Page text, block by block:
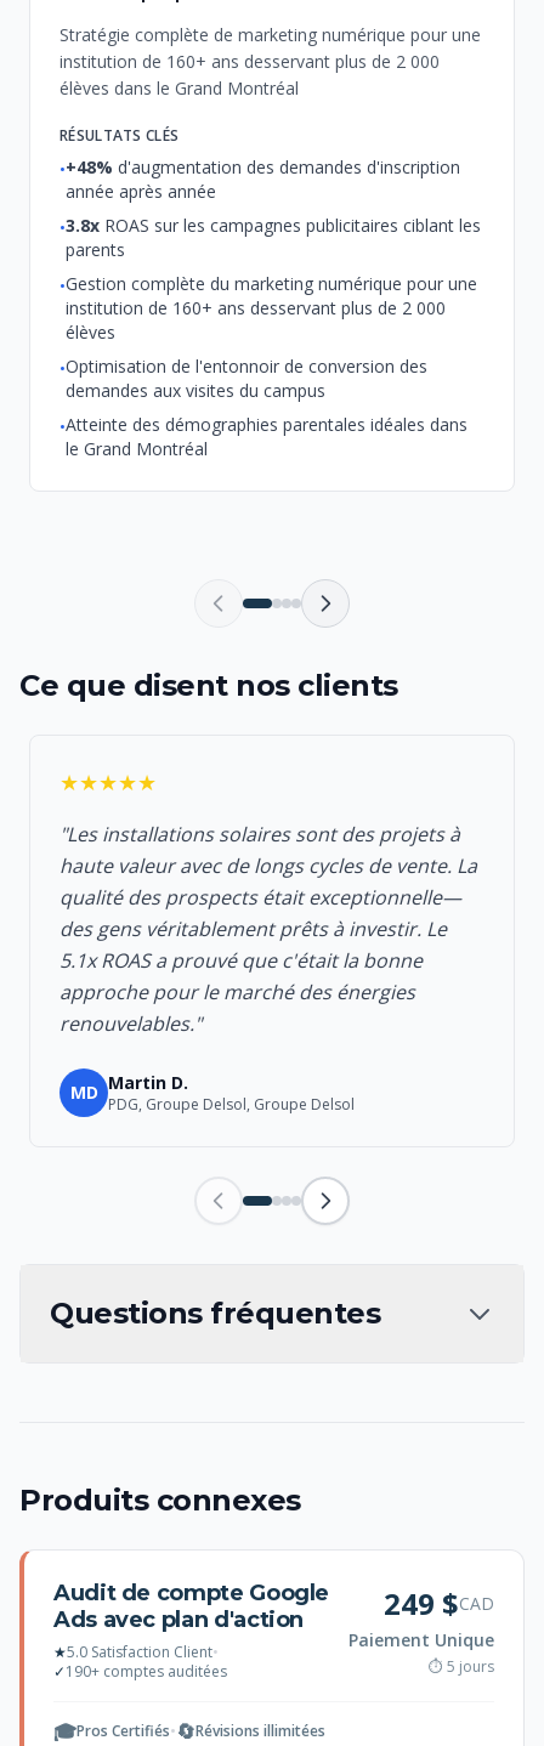
Stratégie complète de marketing numérique pour une
institution de 160+ ans desservant plus de 2 000
élèves dans le Grand Montréal
RÉSULTATS CLÉS
•+48% d'augmentation des demandes d'inscription
année après année
•3.8x ROAS sur les campagnes publicitaires ciblant les
parents
•Gestion complète du marketing numérique pour une
institution de 160+ ans desservant plus de 2 000
élèves
•Optimisation de l'entonnoir de conversion des
demandes aux visites du campus
•Atteinte des démographies parentales idéales dans
le Grand Montréal
Ce que disent nos clients
★★★★★
"Les installations solaires sont des projets à
haute valeur avec de longs cycles de vente. La
qualité des prospects était exceptionnelle—
des gens véritablement prêts à investir. Le
5.1x ROAS a prouvé que c'était la bonne
approche pour le marché des énergies
renouvelables."
MD Martin D.
PDG, Groupe Delsol, Groupe Delsol
Questions fréquentes
Produits connexes
Audit de compte Google
Ads avec plan d'action
★5.0 Satisfaction Client•
✓190+ comptes auditées
249 $CAD
Paiement Unique
⏱ 5 jours
🎓Pros Certifiés•🔄Révisions illimitées